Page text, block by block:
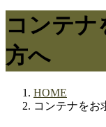
コンテ
方へ
HOME
コンテナをお